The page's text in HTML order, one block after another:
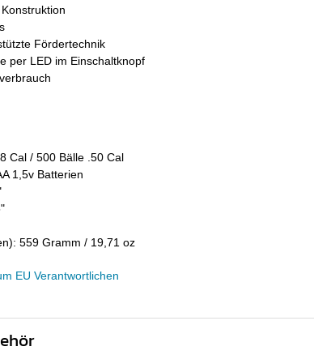
Fördertechnik
per LED im Einschaltknopf
Cal / 500 Bälle .50 Cal
1,5v Batterien
559 Gramm / 19,71 oz
EU Verantwortlichen